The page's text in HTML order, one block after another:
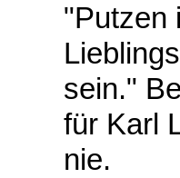
"Putzen
sein."
für Karl
nie.